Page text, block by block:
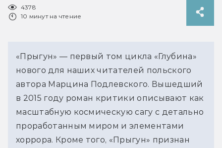
4378
10 минут на чтение
«Прыгун» — первый том цикла «Глубина»
нового для наших читателей польского
автора Марцина Подлевского. Вышедший
в 2015 году роман критики описывают как
масштабную космическую сагу с детально
проработанным миром и элементами
хоррора. Кроме того, «Прыгун» признан